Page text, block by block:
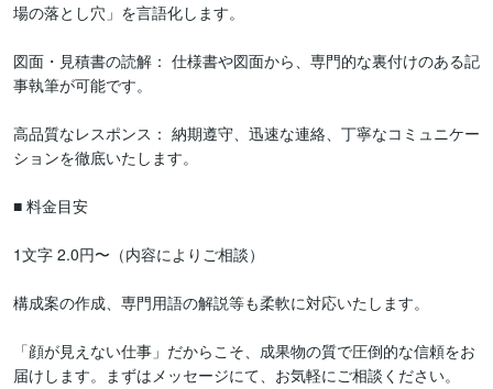
場の落とし穴」を言語化します。
図面・見積書の読解： 仕様書や図面から、専門的な裏付けのある記
事執筆が可能です。
高品質なレスポンス： 納期遵守、迅速な連絡、丁寧なコミュニケー
ションを徹底いたします。
■ 料金目安
1文字 2.0円〜（内容によりご相談）
構成案の作成、専門用語の解説等も柔軟に対応いたします。
「顔が見えない仕事」だからこそ、成果物の質で圧倒的な信頼をお
届けします。まずはメッセージにて、お気軽にご相談ください。